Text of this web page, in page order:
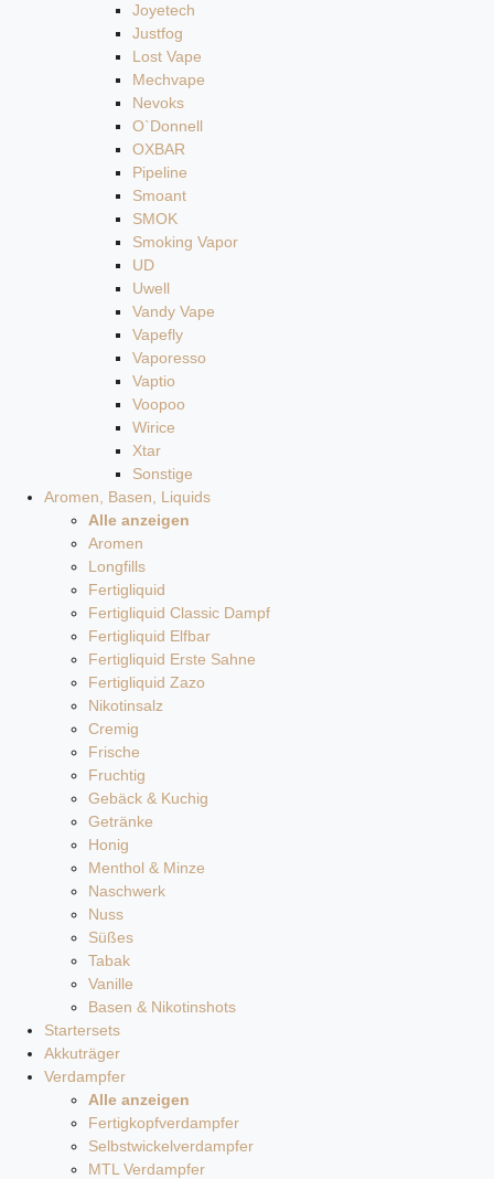
Joyetech
Justfog
Lost Vape
Mechvape
Nevoks
O`Donnell
OXBAR
Pipeline
Smoant
SMOK
Smoking Vapor
UD
Uwell
Vandy Vape
Vapefly
Vaporesso
Vaptio
Voopoo
Wirice
Xtar
Sonstige
Aromen, Basen, Liquids
Alle anzeigen
Aromen
Longfills
Fertigliquid
Fertigliquid Classic Dampf
Fertigliquid Elfbar
Fertigliquid Erste Sahne
Fertigliquid Zazo
Nikotinsalz
Cremig
Frische
Fruchtig
Gebäck & Kuchig
Getränke
Honig
Menthol & Minze
Naschwerk
Nuss
Süßes
Tabak
Vanille
Basen & Nikotinshots
Startersets
Akkuträger
Verdampfer
Alle anzeigen
Fertigkopfverdampfer
Selbstwickelverdampfer
MTL Verdampfer